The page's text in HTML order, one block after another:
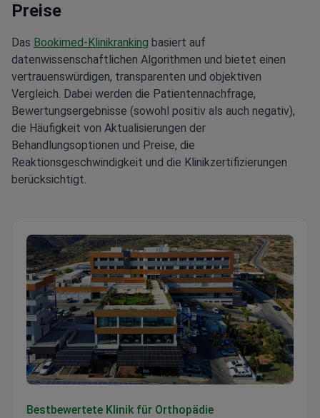
Preise
Das Bookimed-Klinikranking basiert auf
datenwissenschaftlichen Algorithmen und bietet einen
vertrauenswürdigen, transparenten und objektiven
Vergleich. Dabei werden die Patientennachfrage,
Bewertungsergebnisse (sowohl positiv als auch negativ),
die Häufigkeit von Aktualisierungen der
Behandlungsoptionen und Preise, die
Reaktionsgeschwindigkeit und die Klinikzertifizierungen
berücksichtigt.
Bestbewertete Klinik für Orthopädie